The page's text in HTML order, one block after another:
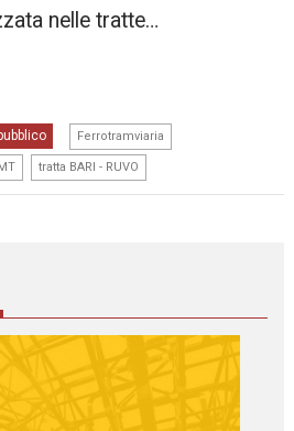
nelle tratte…
Ferrotramviaria
tratta BARI - RUVO